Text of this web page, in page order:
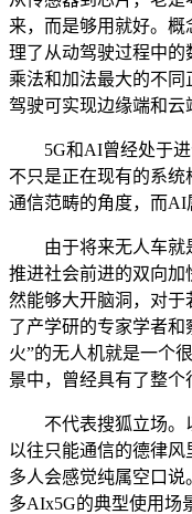
来，而是够用就好。
理了从动驾驶过程中的
乘法和加法最大的不
驾驶可实现边缘端和云
5G和AI曾经处于进
不只是正在现有的系
通信范畴的角度，而AI
由于将来无人车就
推进社会前进的双向
然能够大开脑洞，对于
了产学研的专家学者和
火”的无人机就是一个
景中，曾经具有了整个
不代表搜狐立场。
以往只能通信的德律
多人会感觉纯属空口
多AIx5G的典型使用场